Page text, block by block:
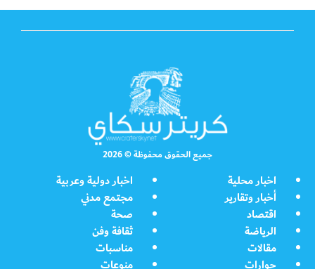
جميع الحقوق محفوظة © 2026
اخبار محلية
اخبار دولية وعربية
أخبار وتقارير
مجتمع مدني
اقتصاد
صحة
الرياضة
ثقافة وفن
مقالات
مناسبات
حوارات
منوعات